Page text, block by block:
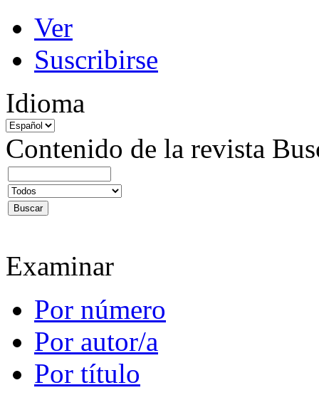
Ver
Suscribirse
Idioma
Contenido de la revista
Examinar
Por número
Por autor/a
Por título